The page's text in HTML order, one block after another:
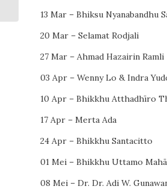
13 Mar – Bhiksu Nyanabandhu
20 Mar – Selamat Rodjali
27 Mar – Ahmad Hazairin Ramli
03 Apr – Wenny Lo & Indra
10 Apr – Bhikkhu Atthadhīro
17 Apr – Merta Ada
24 Apr – Bhikkhu Santacitto
01 Mei – Bhikkhu Uttamo
08 Mei – Dr. Dr. Adi W.